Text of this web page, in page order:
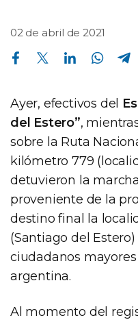
02 de abril de 2021
Compartir en Facebook Compartir en Twitter Compartir en Linkedin Compartir en Whatsapp
Ayer, efectivos del
del Estero”,
sobre la Ruta
kilómetro 779
detuvieron la
proveniente de la
destino final la
(Santiago del
ciudadanos
argentina.
Al momento del